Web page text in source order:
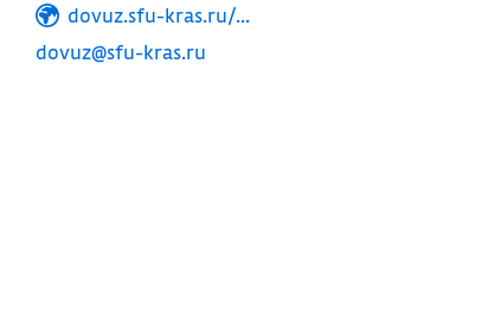
dovuz.sfu-kras.ru/...
dovuz@sfu-kras.ru